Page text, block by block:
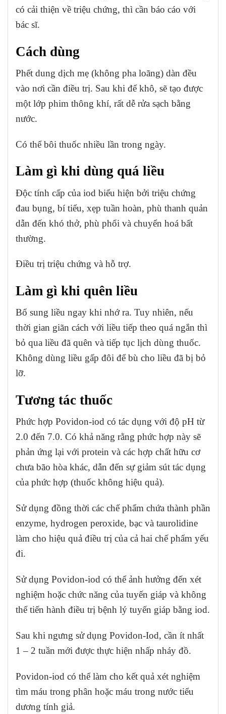
có cải thiện về triệu chứng, thì cần báo cáo với
bác sĩ.
Cách dùng
Phết dung dịch mẹ (không pha loãng) dàn đều
vào nơi cần điều trị. Sau khi để khô, sẽ tạo được
một lớp phim thông khí, rất dễ rửa sạch bằng
nước.
Có thể bôi thuốc nhiều lần trong ngày.
Làm gì khi dùng quá liều
Độc tính cấp của iod biểu hiện bởi triệu chứng
đau bụng, bí tiểu, xẹp tuần hoàn, phù thanh quản
dẫn đến khó thở, phù phổi và chuyển hoá bất
thường.
Điều trị triệu chứng và hỗ trợ.
Làm gì khi quên liều
Bổ sung liều ngay khi nhớ ra. Tuy nhiên, nếu
thời gian giãn cách với liều tiếp theo quá ngắn thì
bỏ qua liều đã quên và tiếp tục lịch dùng thuốc.
Không dùng liều gấp đôi để bù cho liều đã bị bỏ
lỡ.
Tương tác thuốc
Phức hợp Povidon-iod có tác dụng với độ pH từ
2.0 đến 7.0. Có khả năng rằng phức hợp này sẽ
phản ứng lại với protein và các hợp chất hữu cơ
chưa bão hòa khác, dẫn đến sự giảm sút tác dụng
của phức hợp (thuốc không hiệu quả).
Sử dụng đồng thời các chế phẩm chứa thành phần
enzyme, hydrogen peroxide, bạc và taurolidine
làm cho hiệu quả điều trị của cả hai chế phẩm yếu
đi.
Sử dụng Povidon-iod có thể ảnh hưởng đến xét
nghiệm hoặc chức năng của tuyến giáp và không
thể tiến hành điều trị bệnh lý tuyến giáp bằng iod.
Sau khi ngưng sử dụng Povidon-Iod, cần ít nhất
1 – 2 tuần mới được thực hiện nhấp nháy đồ.
Povidon-iod có thể làm cho kết quả xét nghiệm
tìm máu trong phân hoặc máu trong nước tiểu
dương tính giả.